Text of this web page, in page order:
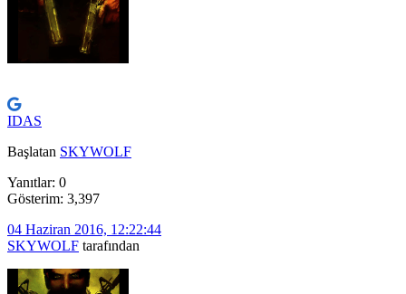
IDAS
Başlatan SKYWOLF
Yanıtlar: 0
Gösterim: 3,397
04 Haziran 2016, 12:22:44
SKYWOLF tarafından